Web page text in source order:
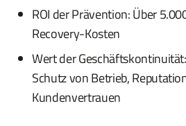
ROI der Prävention: Über
Recovery-Kosten
Wert der
Schutz von Betrieb,
Kundenvertrauen